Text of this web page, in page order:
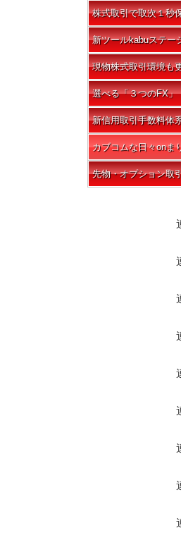
株式取引で取次１秒
新ツールkabuステー
現物株式取引環境も
選べる「３つのFX」
新信用取引手数料体
カブコムな日々onま
先物・オプション取